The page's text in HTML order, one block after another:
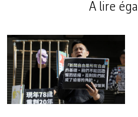
A lire